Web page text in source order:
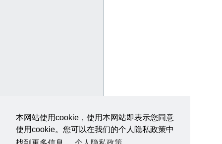
本网站使用cookie，使用本网站即表示您同意
使用cookie。您可以在我们的个人隐私政策中